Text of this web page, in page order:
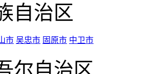
自治区
市 吴忠市 固原市 中卫市